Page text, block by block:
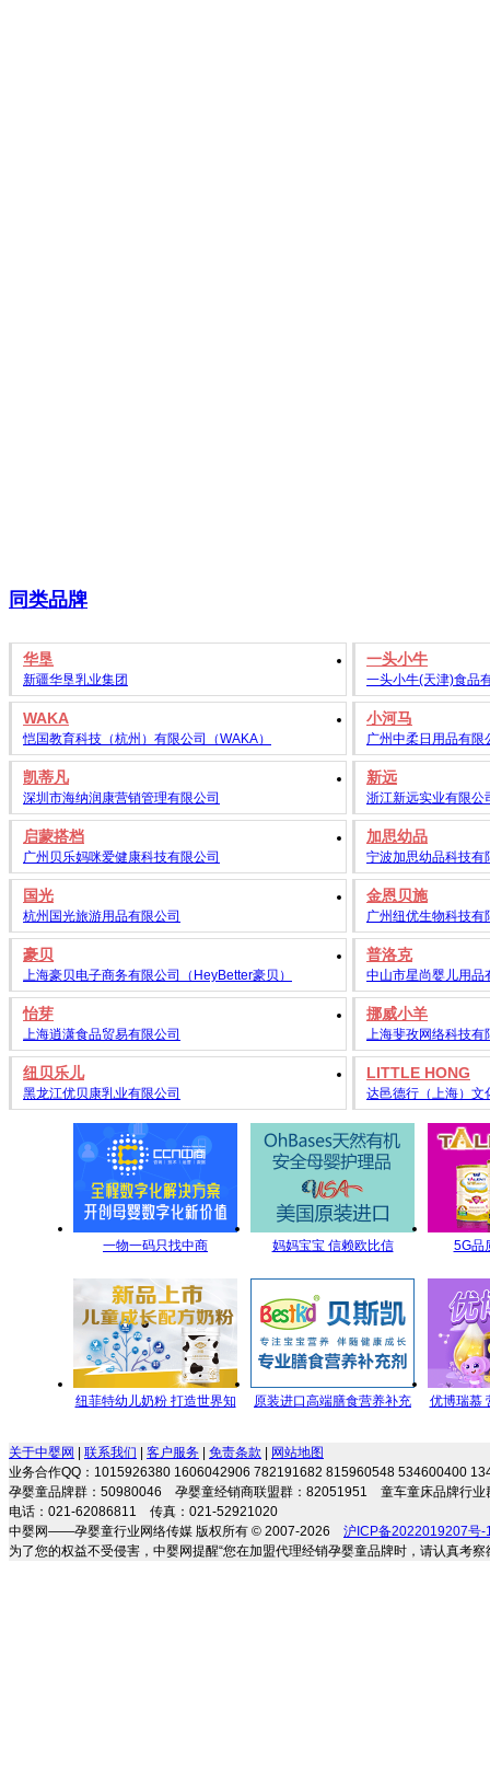
同类品牌
华垦
新疆华垦乳业集团
一头小牛
一头小牛(天津)食品
WAKA
恺国教育科技（杭州）有限公司（WAKA）
小河马
广州中柔日用品有限
凯蒂凡
深圳市海纳润康营销管理有限公司
新远
浙江新远实业有限公
启蒙搭档
广州贝乐妈咪爱健康科技有限公司
加思幼品
宁波加思幼品科技有
国光
杭州国光旅游用品有限公司
金恩贝施
广州纽优生物科技有
豪贝
上海豪贝电子商务有限公司（HeyBetter豪贝）
普洛克
中山市星尚婴儿用品
怡芽
上海逍潇食品贸易有限公司
挪威小羊
上海斐孜网络科技有
纽贝乐儿
黑龙江优贝康乳业有限公司
LITTLE HONG
达邑德行（上海）文
一物一码只找中商 妈妈宝宝 信赖欧比信
5G品
纽菲特幼儿奶粉 打造世界知
质！
原装进口高端膳食营养补充
优博瑞慕
关于中婴网 | 联系我们 | 客户服务 | 免责条款 | 网站地图
业务合作QQ：1015926380 1606042906 782191682 815960548 534600400
孕婴童品牌群：50980046 孕婴童经销商联盟群：82051951 童车童床品牌行
电话：021-62086811 传真：021-52921020
中婴网——孕婴童行业网络传媒 版权所有 © 2007-2026 沪ICP备2022019207号-
为了您的权益不受侵害，中婴网提醒“您在加盟代理经销孕婴童品牌时，请认真考